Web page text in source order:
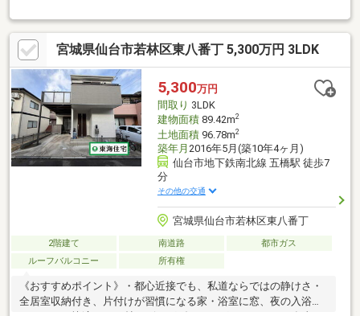
宮城県仙台市若林区東八番丁 5,300万円 3LDK
5,300万円
間取り 3LDK
建物面積89.42m2
土地面積96.78m2
築年月 2016年5月(築10年4ヶ月)
仙台市地下鉄南北線 五橋駅 徒歩7
分
その他の交通
宮城県仙台市若林区東八番丁
2階建て 南道路
都市ガス
ルーフバルコニー
所有権
《おすすめポイント》・都心近接でも、私道ならではの静けさ・
全居室収納付き、片付けが習慣になる家・浴室に窓、夜の入浴も